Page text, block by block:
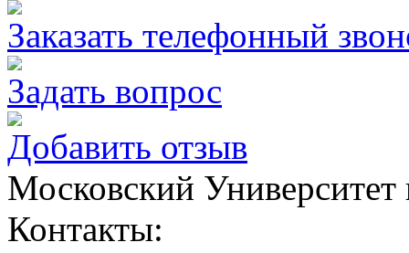
Заказать телефонный
Задать вопрос
Добавить отзыв
Московский
Контакты: